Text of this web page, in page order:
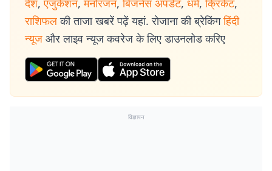
देश, एजुकेशन, मनोरंजन, बिजनेस अपडेट, धर्म, क्रिकेट,
राशिफल की ताजा खबरें पढ़ें यहां. रोजाना की ब्रेकिंग हिंदी
न्यूज और लाइव न्यूज कवरेज के लिए डाउनलोड करिए
विज्ञापन